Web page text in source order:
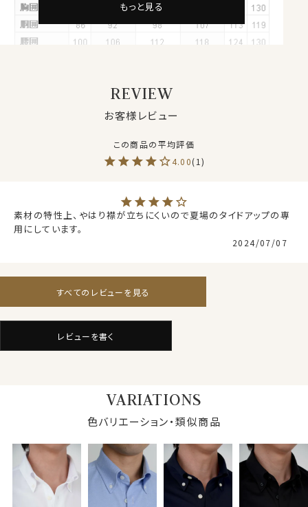
なる新感覚ノーストレスシャツです。
クールマックスは、吸汗乾性に優れた素材で、さまざまな
シャツやスポーツウェアなど幅広く使われています。
をドライな状態に保ってくれます。
夏の「汗を吸いにくい」「汗で濡れても乾きにくい」、春・
を軽減し、さらっとした着心地。
インナーシャツを着用せず素肌に直接着ても、汗を吸って
すぐ乾くので、いつもドライで快適に過ごすことができま
です。
よく見るとワイシャツ仕様のニットシャツ。
見た目はワイシャツの定番織柄である「ヘリンボーン」を
再現しながら、ニット素材ならではのしなやかさと着心地
の良さを備えています。
＊クールマックス®（COOLMAX®）は The LYCRA
Company の商標です。
●ノーアイロンで、お手入れ楽
素材として形態安定性が抜群です。
素材
綿59%・ポリエステル41％
ドライ加工（吸湿速乾素材＝クールマックス
素材名
ニット（ヘリンボーン）
衿型
ボタンダウン
もっと見る
REVIEW
お客様レビュー
4.00 1
2024/07/07
素材の特性上、やはり襟が立ちにくいので夏場のタイドアップの専
用にしています。
すべてのレビューを見る
レビューを書く
VARIATIONS
色バリエーション・類似商品